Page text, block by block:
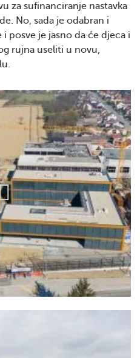
za sufinanciranje nastavka
No, sada je odabran i
posve je jasno da će djeca i
rujna useliti u novu,